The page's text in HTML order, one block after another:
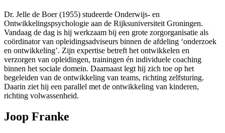
Dr. Jelle de Boer (1955) studeerde Onderwijs- en
Ontwikkelingspsychologie aan de Rijksuniversiteit Groningen.
Vandaag de dag is hij werkzaam bij een grote zorgorganisatie als
coördinator van opleidingsadviseurs binnen de afdeling ‘onderzoek
en ontwikkeling’. Zijn expertise betreft het ontwikkelen en
verzorgen van opleidingen, trainingen én individuele coaching
binnen het sociale domein. Daarnaast legt hij zich toe op het
begeleiden van de ontwikkeling van teams, richting zelfsturing.
Daarin ziet hij een parallel met de ontwikkeling van kinderen,
richting volwassenheid.
Joop Franke